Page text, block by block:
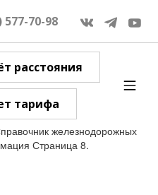
577-70-98
расстояния
тарифа
железнодорожных
Страница 8.